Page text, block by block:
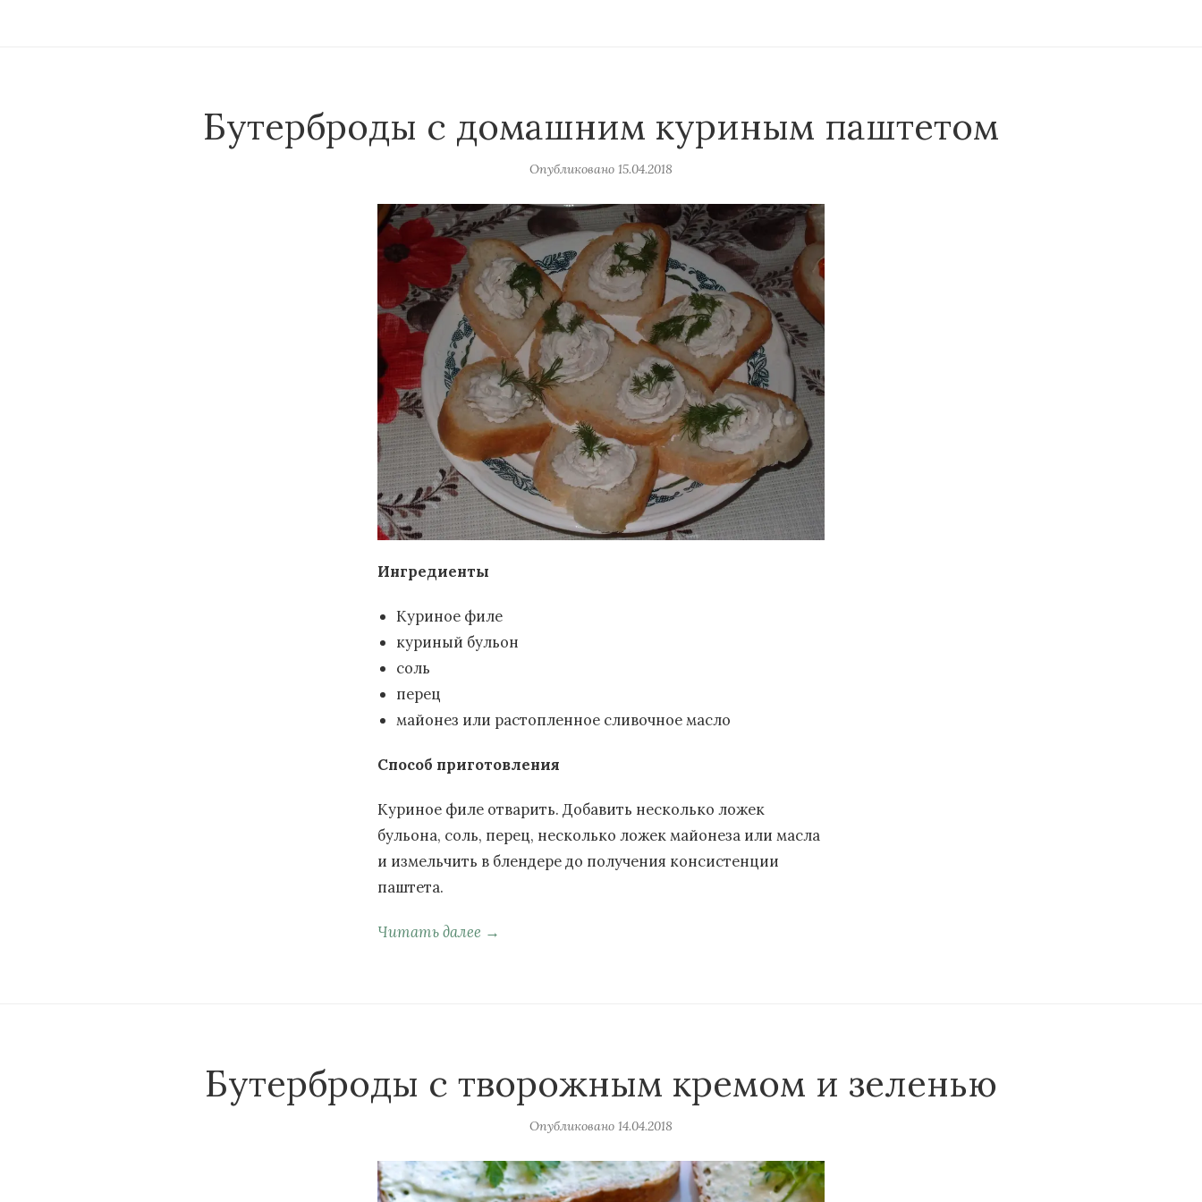
Бутерброды с домашним куриным паштетом
Опубликовано 15.04.2018
Ингредиенты
Куриное филе
куриный бульон
соль
перец
майонез или растопленное сливочное масло
Способ приготовления
Куриное филе отварить. Добавить несколько ложек
бульона, соль, перец, несколько ложек майонеза или масла
и измельчить в блендере до получения консистенции
паштета.
Читать далее →
Бутерброды с творожным кремом и зеленью
Опубликовано 14.04.2018